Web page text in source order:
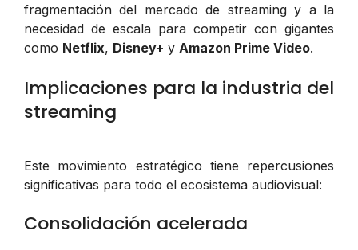
fragmentación del mercado de streaming y a la
necesidad de escala para competir con gigantes
como Netflix, Disney+ y Amazon Prime Video.
Implicaciones para la industria del
streaming
Este movimiento estratégico tiene repercusiones
significativas para todo el ecosistema audiovisual:
Consolidación acelerada